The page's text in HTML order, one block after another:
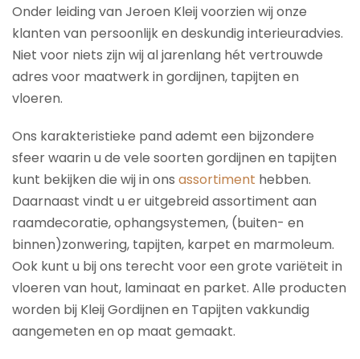
Onder leiding van Jeroen Kleij voorzien wij onze
klanten van persoonlijk en deskundig interieuradvies.
Niet voor niets zijn wij al jarenlang hét vertrouwde
adres voor maatwerk in gordijnen, tapijten en
vloeren.
Ons karakteristieke pand ademt een bijzondere
sfeer waarin u de vele soorten gordijnen en tapijten
kunt bekijken die wij in ons assortiment hebben.
Daarnaast vindt u er uitgebreid assortiment aan
raamdecoratie, ophangsystemen, (buiten- en
binnen)zonwering, tapijten, karpet en marmoleum.
Ook kunt u bij ons terecht voor een grote variëteit in
vloeren van hout, laminaat en parket. Alle producten
worden bij Kleij Gordijnen en Tapijten vakkundig
aangemeten en op maat gemaakt.